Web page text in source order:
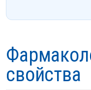
свойства